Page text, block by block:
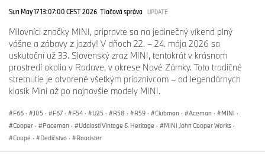
Sun May 17 13:07:00 CEST 2026 Tlačová správa UPDATE
Milovníci značky MINI, pripravte sa na jedinečný víkend plný
vášne a zábavy z jazdy! V dňoch 22. – 24. mája 2026 sa
uskutoční už 33. Slovenský zraz MINI, tentokrát v krásnom
prostredí okolia v Radave, v okrese Nové Zámky. Toto tradičné
stretnutie je otvorené všetkým priaznivcom – od legendárnych
klasík Mini až po najnovšie modely MINI.
F66 · J05 · F67 · F54 · U25 · R58 · R59 · Clubman · Aceman · MINI ·
Cooper · Paceman · Udalosti Vintage & Heritage · MINI John Cooper Works ·
Coupé · Dedičstvo · Roadster